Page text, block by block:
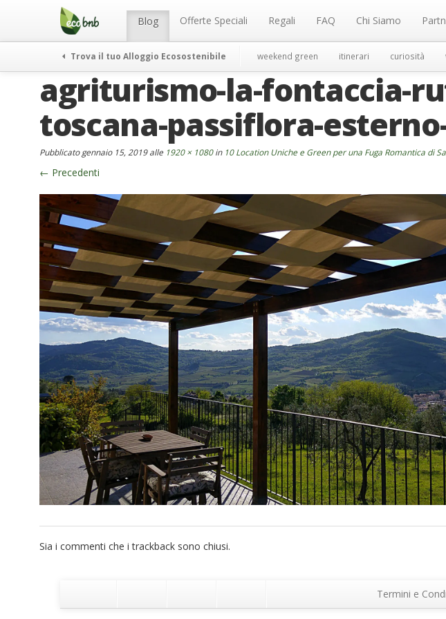
Menu Blog Offerte Speciali Regali FAQ Chi Siamo
Trova il tuo Alloggio Ecosostenibile weekend green itinerari curiosità
agriturismo-la-fontaccia-
toscana-passiflora-
Pubblicatogennaio 15, 2019alle 1920 × 1080in 10 Location Uniche e Green per una Fuga Romantica di
← Precedenti
Sia i commenti che i trackback sono chiusi.
Termini e